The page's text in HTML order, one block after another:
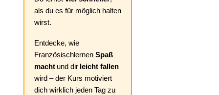
als du es für möglich halten
wirst.
Entdecke, wie
Französischlernen Spaß
macht und dir leicht fallen
wird – der Kurs motiviert
dich wirklich jeden Tag zu